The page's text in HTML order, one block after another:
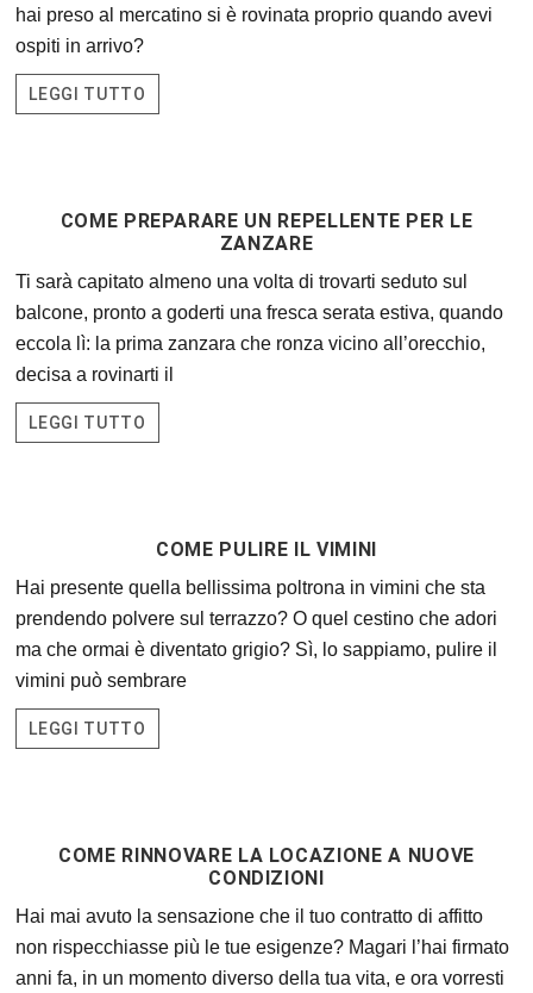
hai preso al mercatino si è rovinata proprio quando avevi
ospiti in arrivo?
LEGGI TUTTO
COME PREPARARE UN REPELLENTE PER LE
ZANZARE
Ti sarà capitato almeno una volta di trovarti seduto sul
balcone, pronto a goderti una fresca serata estiva, quando
eccola lì: la prima zanzara che ronza vicino all’orecchio,
decisa a rovinarti il
LEGGI TUTTO
COME PULIRE IL VIMINI
Hai presente quella bellissima poltrona in vimini che sta
prendendo polvere sul terrazzo? O quel cestino che adori
ma che ormai è diventato grigio? Sì, lo sappiamo, pulire il
vimini può sembrare
LEGGI TUTTO
COME RINNOVARE LA LOCAZIONE A NUOVE
CONDIZIONI
Hai mai avuto la sensazione che il tuo contratto di affitto
non rispecchiasse più le tue esigenze? Magari l’hai firmato
anni fa, in un momento diverso della tua vita, e ora vorresti